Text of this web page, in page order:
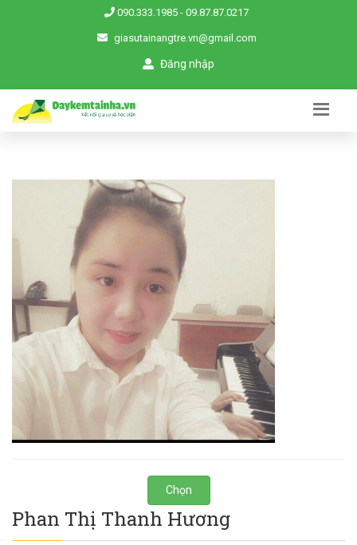
090.333.1985 - 09.87.87.0217
giasutainangtre.vn@gmail.com
Đăng nhập
Chọn
Phan Thị Thanh Hương